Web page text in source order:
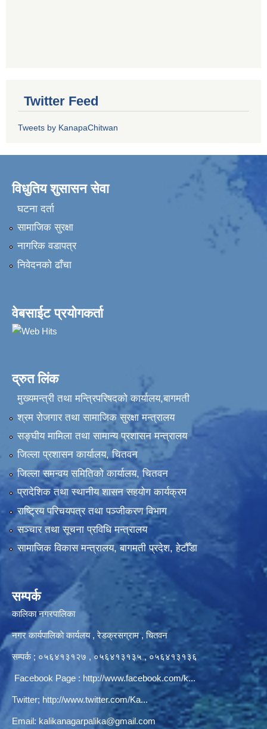
Twitter Feed
Tweets by KanapaChitwan
विधुतिय शुसासन सेवा
घटना दर्ता
सामाजिक सुरक्षा
नागरिक वडापत्र
निवेदनकाे ढाँचा
वेबसाईट प्रयोगकर्ता
द्रुत लिंक
मुख्यमन्त्री तथा मन्त्रिपरिषदको कार्यालय,बागमती
श्रम रोजगार तथा सामाजिक सुरक्षा मन्त्रालय
सङ्‍घीय मामिला तथा सामान्य प्रशासन मन्त्रालय
जिल्ला प्रशासन कार्यालय, चितवन
जिल्ला समन्वय समितिको कार्यालय, चितवन
प्रादेशिक तथा स्थानीय शासन सहयोग कार्यक्रम
राष्ट्रिय परिचयपत्र तथा पञ्‍जीकरण विभाग
सञ्‍चार तथा सूचना प्रविधि मन्त्रालय
सामाजिक विकास मन्त्रालय, बागमती प्रदेश, हेटौँडा
सम्पर्क
कालिका नगरपालिका
नगर कार्यपालिकाे कार्यलय‍ , रेडक्रसग्राम , चितवन
सम्पर्क ; ०५६४१३१२७ , ०५६४१३१३५ , ०५६४१३१३६
Facebook Page : http://www.facebook.com/k...
Twitter; http://www.twitter.com/Ka...
Email: kalikanagarpalika@gmail.com